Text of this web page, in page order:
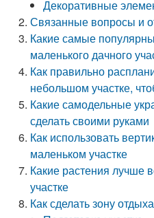
Декоративные
Связанные вопросы и
Какие самые
маленького дачного
Как правильно
небольшом участке,
Какие самодельные
сделать своими руками
Как использовать
маленьком участке
Какие растения лучше
участке
Как сделать зону